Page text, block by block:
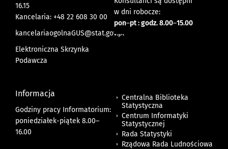
16.15
Kancelaria: +48 22 608 30 00
kancelariaogolnaGUS@stat.gov.pl
Elektroniczna Skrzynka
Podawcza
w dni robocze:
pon–pt : godz. 8.00–15.00
Informacja
Godziny pracy Informatorium:
poniedziałek-piątek 8.00–
16.00
Centralna Biblioteka
Statystyczna
Centrum Informatyki
Statystycznej
Rada Statystyki
Rządowa Rada Ludnościowa